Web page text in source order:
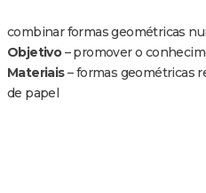
combinar formas geométricas
Objetivo– promover o
Materiais– formas geométricas
de papel